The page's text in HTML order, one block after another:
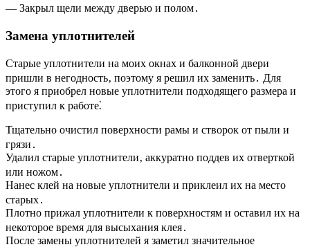
— Закрыл щели между дверью и полом․
Замена уплотнителей
Старые уплотнители на моих окнах и балконной двери
пришли в негодность‚ поэтому я решил их заменить․ Для
этого я приобрел новые уплотнители подходящего размера и
приступил к работе⁚
Тщательно очистил поверхности рамы и створок от пыли и
грязи․
Удалил старые уплотнители‚ аккуратно поддев их отверткой
или ножом․
Нанес клей на новые уплотнители и приклеил их на место
старых․
Плотно прижал уплотнители к поверхностям и оставил их на
некоторое время для высыхания клея․
После замены уплотнителей я заметил значительное